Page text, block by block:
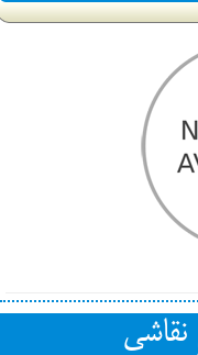
راه برای مستقل‌ها باز است